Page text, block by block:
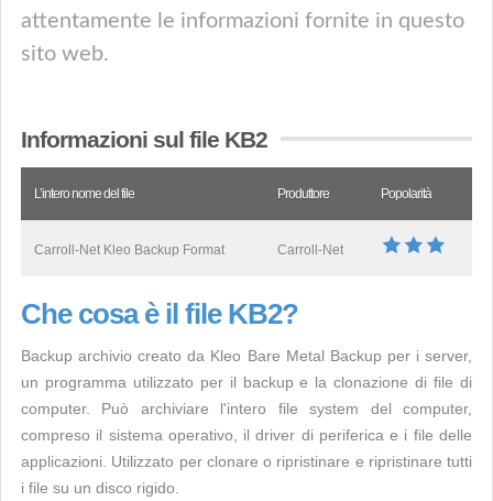
attentamente le informazioni fornite in questo
sito web.
Informazioni sul file KB2
L’intero nome del file Produttore Popolarità
Carroll-Net Kleo Backup Format Carroll-Net
Che cosa è il file KB2?
Backup archivio creato da Kleo Bare Metal Backup per i server,
un programma utilizzato per il backup e la clonazione di file di
computer. Può archiviare l'intero file system del computer,
compreso il sistema operativo, il driver di periferica e i file delle
applicazioni. Utilizzato per clonare o ripristinare e ripristinare tutti
i file su un disco rigido.